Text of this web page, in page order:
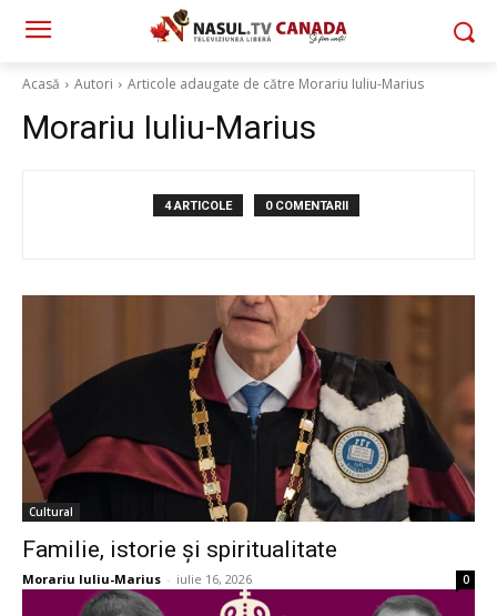
Acasă Autori Articole adaugate de către Morariu Iuliu-Marius
Morariu Iuliu-Marius
4 ARTICOLE 0 COMENTARII
Cultural
Familie, istorie și spiritualitate
Morariu Iuliu-Marius - iulie 16, 2026 0